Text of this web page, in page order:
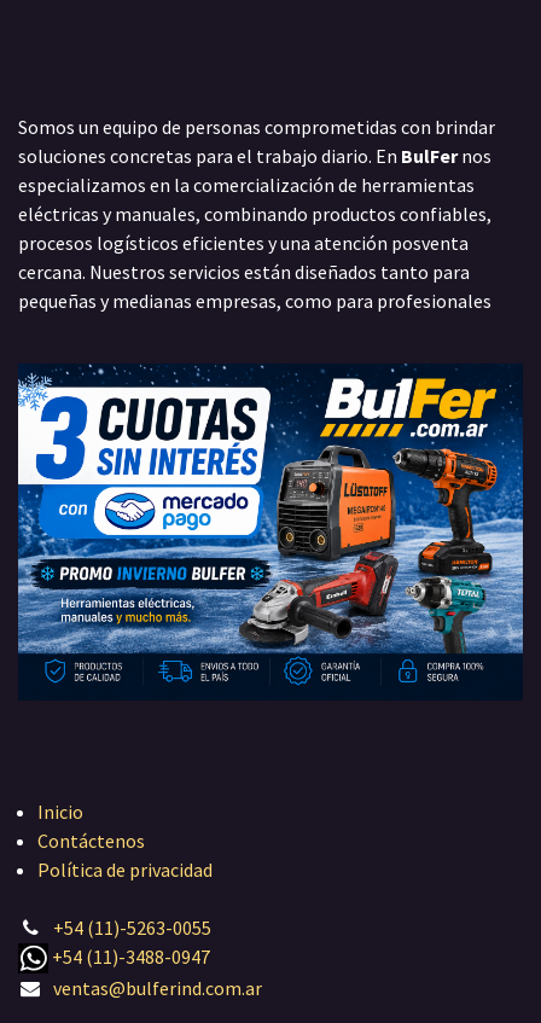
Somos un equipo de personas comprometidas con brindar
soluciones concretas para el trabajo diario. En BulFernos
especializamos en la comercialización de herramientas
eléctricas y manuales, combinando productos confiables,
procesos logísticos eficientes y una atención posventa
cercana. Nuestros servicios están diseñados tanto para
pequeñas y medianas empresas, como para profesionales
Inicio
Contáctenos
Política de privacidad
+54 (11)-5263-0055
+54 (11)-3488-0947
ventas@bulferind.com.ar